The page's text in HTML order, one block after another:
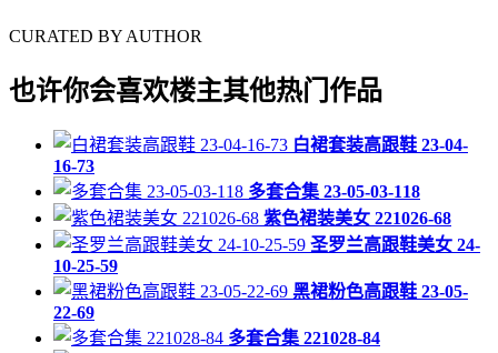
CURATED BY AUTHOR
也许你会喜欢楼主其他热门作品
白裙套装高跟鞋 23-04-
16-73
多套合集 23-05-03-118
紫色裙装美女 221026-68
圣罗兰高跟鞋美女 24-
10-25-59
黑裙粉色高跟鞋 23-05-
22-69
多套合集 221028-84